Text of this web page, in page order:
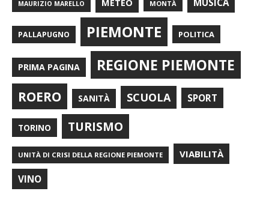
MAURIZIO MARELLO MONTÀ
PALLAPUGNO PIEMONTE POLITICA
PRIMA PAGINA REGIONE PIEMONTE
ROERO SANITÀ SCUOLA SPORT
TORINO TURISMO
UNITÀ DI CRISI DELLA REGIONE PIEMONTE VIABILITÀ
VINO